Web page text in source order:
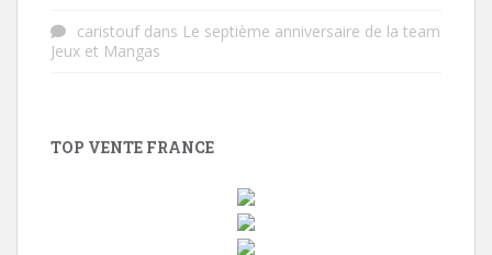
caristoufdans Le septième anniversaire de la team
Jeux et Mangas
TOP VENTE FRANCE